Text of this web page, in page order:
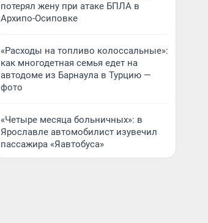
потерял жену при атаке БПЛА в
Архипо-Осиповке
«Расходы на топливо колоссальные»:
как многодетная семья едет на
автодоме из Барнаула в Турцию —
фото
«Четыре месяца больничных»: в
Ярославле автомобилист изувечил
пассажира «Яавтобуса»